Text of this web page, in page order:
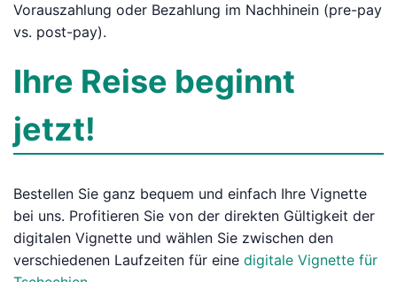
Vorauszahlung oder Bezahlung im Nachhinein (pre-pay
vs. post-pay).
Ihre Reise beginnt
jetzt!
Bestellen Sie ganz bequem und einfach Ihre Vignette
bei uns. Profitieren Sie von der direkten Gültigkeit der
digitalen Vignette und wählen Sie zwischen den
verschiedenen Laufzeiten für eine digitale Vignette für